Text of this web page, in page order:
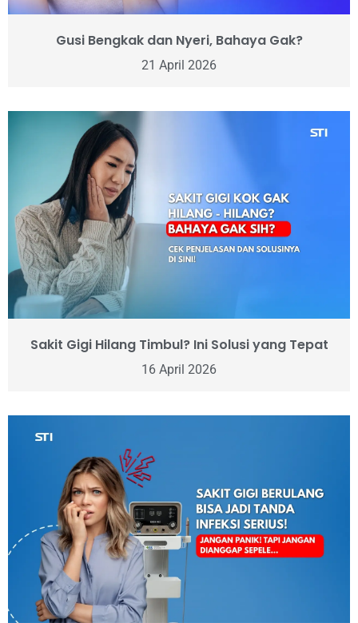
Gusi Bengkak dan Nyeri, Bahaya Gak?
21 April 2026
Sakit Gigi Hilang Timbul? Ini Solusi yang Tepat
16 April 2026